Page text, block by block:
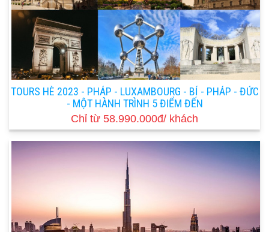
TOURS HÈ 2023 - PHÁP - LUXAMBOURG - BỈ - PHÁP - ĐỨC
- MỘT HÀNH TRÌNH 5 ĐIỂM ĐẾN
Chỉ từ 58.990.000đ/ khách